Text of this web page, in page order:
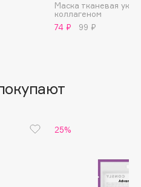
Маска тканевая
коллагеном
74 ₽
99 ₽
25%